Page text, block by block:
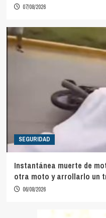
07/08/2026
SEGURIDAD
Instantánea muerte de
otra moto y arrollarlo un
06/08/2026